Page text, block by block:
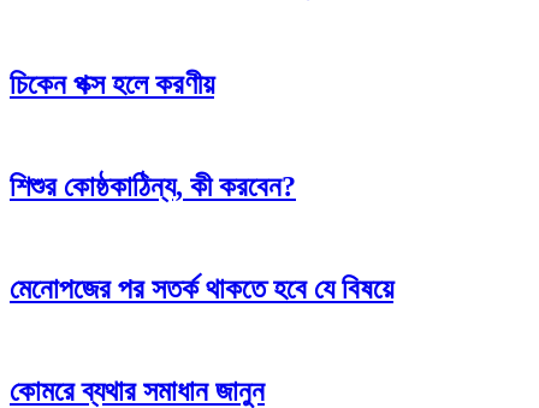
চিকেন পক্স হলে করণীয়
শিশুর কোষ্ঠকাঠিন্য, কী করবেন?
মেনোপজের পর সতর্ক থাকতে হবে যে বিষয়ে
কোমরে ব্যথার সমাধান জানুন